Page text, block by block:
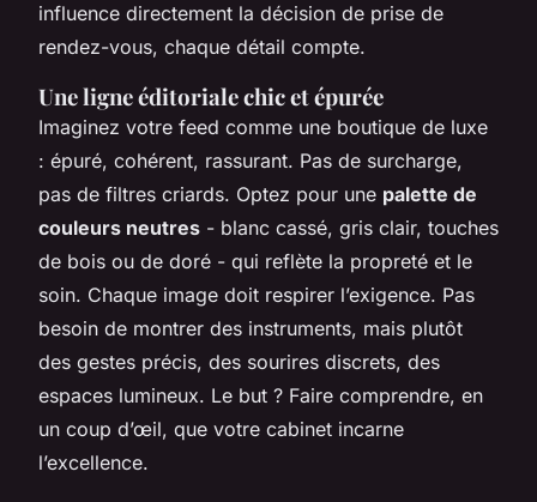
influence directement la décision de prise de
rendez-vous, chaque détail compte.
Une ligne éditoriale chic et épurée
Imaginez votre feed comme une boutique de luxe
: épuré, cohérent, rassurant. Pas de surcharge,
pas de filtres criards. Optez pour une palette de
couleurs neutres - blanc cassé, gris clair, touches
de bois ou de doré - qui reflète la propreté et le
soin. Chaque image doit respirer l’exigence. Pas
besoin de montrer des instruments, mais plutôt
des gestes précis, des sourires discrets, des
espaces lumineux. Le but ? Faire comprendre, en
un coup d’œil, que votre cabinet incarne
l’excellence.